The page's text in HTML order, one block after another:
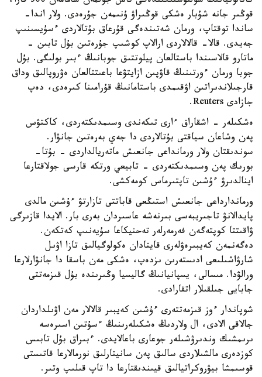
قوڭىر جانە شۇبار ەشكى قوڭىراۋ ۇنىمەن جۇرەدى. ولار اندا-
ساندا توقتاپ، ورمان شەتىندەگى قۇرعاق بۇتالاردى ءسۇيسىنىپ
جەيدى. قالا- قالالاردى ارالاپ كوشىپ جۇرەتىن بۇل تابىن -
ماتارو قالاسىندا باستالعان پيلوتتىق جوبانىڭ ءبىر بولىگى. بۇل
جوبا ورمان ءورتىنىڭ قاۋپىن ازايتۋعا باعىتتالعان ەۋروپالىق وداق
قارجىلاندىراتىن اۋقىمدى باستامانىڭ قۇرامىنا كىرەدى، دەپ
جازادى Reuters.
ەشكىلەر - اشقاراق ءارى تىكەندى وسىمدىكتەردى، كاكتۋس
پەن وشاعان سياقتى بۇتالاردى دا جەي بەرەتىن جانۋار.
سوندىقتان ولار ورمانداعى جانعىش ماتەريالداردى - بۇتا-
بورىك پەن وسىمدىكتەردى - تابيعي ورتكە قارسى جولاقتارعا
اينالدىرۋ ءۇشىن تاپتىرماس كومەكشى.
ورماندارداعى جانعىش استىڭعى قاباتتى تازارتۋ ءۇشىن مالدى
پايدالانۋ تاجىريبەسى بىرنەشە عاسىردان بەرى بار. الايدا قازىرگى
ۋاقىتتا كوپتەگەن فەرمەرلەر تەحنيكاعا سۇيەنىپ كەتكەن.
دەگەنمەن كەيبىرەۋلەرى قايتادان ەكولوگيالىق تازا اۋىل
شارۋاشىلىعى ادىستەرىن ىزدەپ، ەشكى مەن باسقا دا جانۋارلارعا
ورالۋدا. مىسالى، يسپانيانىڭ گاليسيا وڭىرىندە بۇل قىزمەتتى
جابايى جىلقىلار اتقارادى.
شوپاندار ءوز قىزمەتتەرى ءۇشىن كەيبىر قالالار مەن اۋىلداردان
جالاقى الادى، ال ولاردىڭ ەشكىلەرىنىڭ ءسۇتىن اسىرەسە
ىرىمشىك وندىرۋشىلەر جوعارى باعالايدى. ءبىراق بۇل تابىس
كوزدەرى مالشىلاردى سالىق پەن سانيتارلىق نورمالارعا قاتىستى
قوسىمشا بيۋروكراتيالىق قيىندىقتارعا دا تاپ قىلىپ وتىر.